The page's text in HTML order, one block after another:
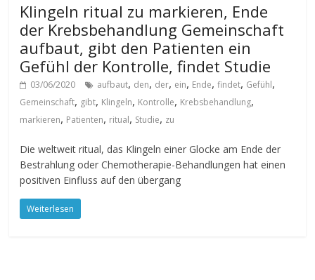
Klingeln ritual zu markieren, Ende
der Krebsbehandlung Gemeinschaft
aufbaut, gibt den Patienten ein
Gefühl der Kontrolle, findet Studie
03/06/2020 aufbaut, den, der, ein, Ende,findet, Gefühl,
Gemeinschaft, gibt, Klingeln, Kontrolle, Krebsbehandlung,
markieren, Patienten, ritual, Studie, zu
Die weltweit ritual, das Klingeln einer Glocke am Ende der
Bestrahlung oder Chemotherapie-Behandlungen hat einen
positiven Einfluss auf den übergang
Weiterlesen